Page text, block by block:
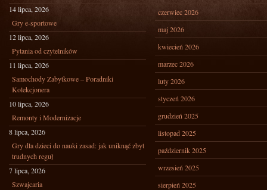
14 lipca, 2026
Gry e-sportowe
12 lipca, 2026
Pytania od czytelników
11 lipca, 2026
Samochody Zabytkowe – Poradniki
Kolekcjonera
10 lipca, 2026
Remonty i Modernizacje
8 lipca, 2026
Gry dla dzieci do nauki zasad: jak uniknąć zbyt
trudnych reguł
7 lipca, 2026
Szwajcaria
czerwiec 2026
maj 2026
kwiecień 2026
marzec 2026
luty 2026
styczeń 2026
grudzień 2025
listopad 2025
październik 2025
wrzesień 2025
sierpień 2025